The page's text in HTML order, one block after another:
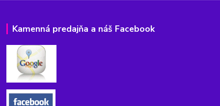
Kamenná predajňa a náš Facebook